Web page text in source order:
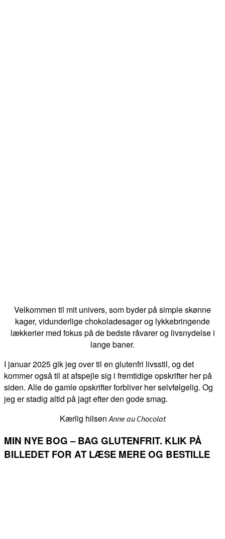
Velkommen til mit univers, som byder på simple skønne
kager, vidunderlige chokoladesager og lykkebringende
lækkerier med fokus på de bedste råvarer og livsnydelse i
lange baner.
I januar 2025 gik jeg over til en glutenfri livsstil, og det
kommer også til at afspejle sig i fremtidige opskrifter her på
siden. Alle de gamle opskrifter forbliver her selvfølgelig. Og
jeg er stadig altid på jagt efter den gode smag.
Kærlig hilsenAnne au Chocolat
MIN NYE BOG – BAG GLUTENFRIT. KLIK PÅ
BILLEDET FOR AT LÆSE MERE OG BESTILLE